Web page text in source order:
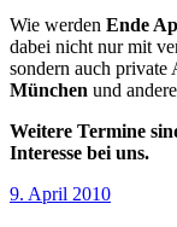
Wie werden Ende
dabei nicht nur mit
sondern auch private
München und
Weitere Termine
Interesse bei uns.
Veröffentlicht
9. April 2010